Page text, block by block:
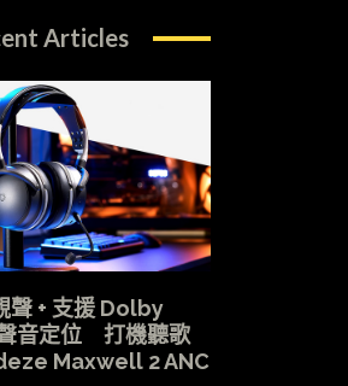
Articles
聲 + 支援 Dolby
音定位 打機聽歌
Maxwell 2 ANC